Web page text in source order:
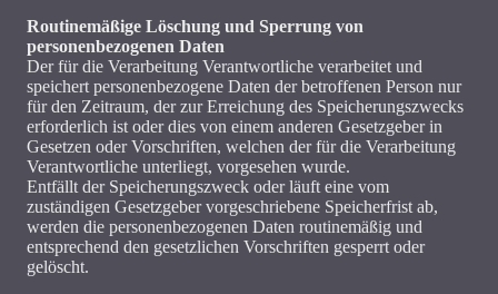
Routinemäßige Löschung und Sperrung von
personenbezogenen Daten
Der für die Verarbeitung Verantwortliche verarbeitet und
speichert personenbezogene Daten der betroffenen Person nur
für den Zeitraum, der zur Erreichung des Speicherungszwecks
erforderlich ist oder dies von einem anderen Gesetzgeber in
Gesetzen oder Vorschriften, welchen der für die Verarbeitung
Verantwortliche unterliegt, vorgesehen wurde.
Entfällt der Speicherungszweck oder läuft eine vom
zuständigen Gesetzgeber vorgeschriebene Speicherfrist ab,
werden die personenbezogenen Daten routinemäßig und
entsprechend den gesetzlichen Vorschriften gesperrt oder
gelöscht.